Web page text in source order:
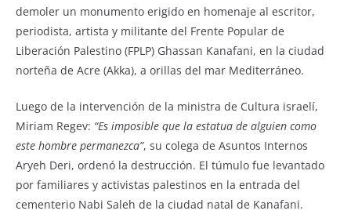
demoler un monumento erigido en homenaje al escritor,
periodista, artista y militante del Frente Popular de
Liberación Palestino (FPLP) Ghassan Kanafani, en la ciudad
norteña de Acre (Akka), a orillas del mar Mediterráneo.
Luego de la intervención de la ministra de Cultura israelí,
Miriam Regev: “Es imposible que la estatua de alguien como
este hombre permanezca”, su colega de Asuntos Internos
Aryeh Deri, ordenó la destrucción. El túmulo fue levantado
por familiares y activistas palestinos en la entrada del
cementerio Nabi Saleh de la ciudad natal de Kanafani.